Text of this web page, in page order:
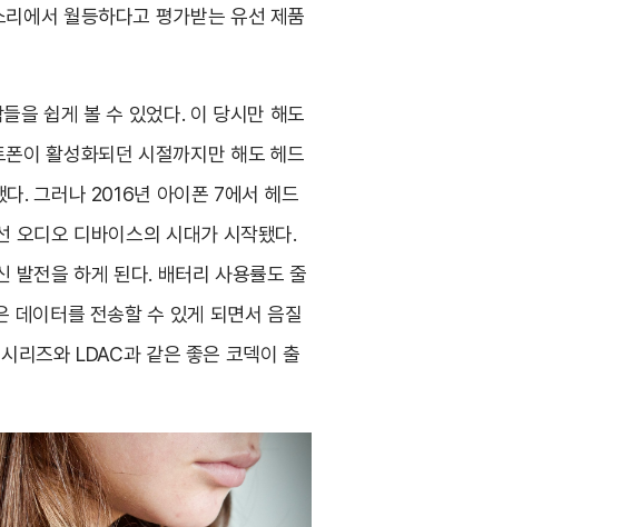
에서 월등하다고 평가받는 유선 제품
을 쉽게 볼 수 있었다. 이 당시만 해도
이 활성화되던 시절까지만 해도 헤드
. 그러나 2016년 아이폰 7에서 헤드
오디오 디바이스의 시대가 시작됐다.
발전을 하게 된다. 배터리 사용률도 줄
데이터를 전송할 수 있게 되면서 음질
리즈와 LDAC과 같은 좋은 코덱이 출